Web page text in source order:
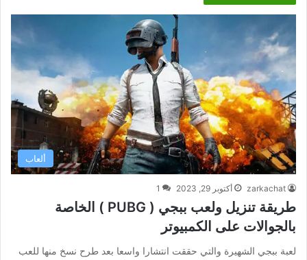
ألعاب
zarkachat أكتوبر 29, 2023 1
طريقة تنزيل ولعب ببجي ( PUBG ) الخاصة
بالجوالات على الكمبيوتر
لعبة ببجي الشهيرة والتي حققت انتشارا واسعا بعد طرح نسخ منها للعب